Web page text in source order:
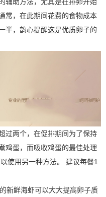
常，在此期间花费的食物成本
半，韵心提醒这是优质卵子的
过两个，在促排期间为了保持
鸡蛋，而吸收鸡蛋的最佳处理
使用另一种方法。 建议每餐1
新鲜海虾可以大大提高卵子质